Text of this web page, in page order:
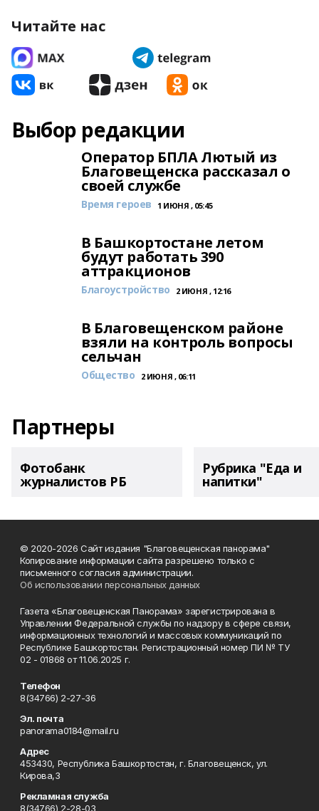
Читайте нас
Выбор редакции
Оператор БПЛА Лютый из
Благовещенска рассказал о
своей службе
Время героев 1 ИЮНЯ , 05:45
В Башкортостане летом
будут работать 390
аттракционов
Благоустройство 2 ИЮНЯ , 12:16
В Благовещенском районе
взяли на контроль вопросы
сельчан
Общество 2 ИЮНЯ , 06:11
Партнеры
Фотобанк
журналистов РБ
Рубрика "Еда и
напитки"
© 2020-2026 Сайт издания "Благовещенская панорама"
Копирование информации сайта разрешено только с
письменного согласия администрации.
Об использовании персональных данных
Газета «Благовещенская Панорама» зарегистрирована в
Управлении Федеральной службы по надзору в сфере связи,
информационных технологий и массовых коммуникаций по
Республике Башкортостан. Регистрационный номер ПИ № ТУ
02 - 01868 от 11.06.2025 г.
Телефон
8(34766) 2-27-36
Эл. почта
panorama0184@mail.ru
Адрес
453430, Республика Башкортостан, г. Благовещенск, ул.
Кирова,3
Рекламная служба
8(34766) 2-28-03